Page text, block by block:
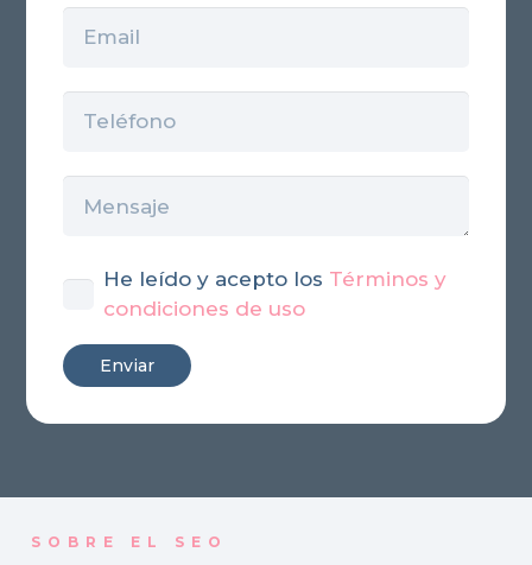
He leído y acepto los Términos y
condiciones de uso
SOBRE EL SEO